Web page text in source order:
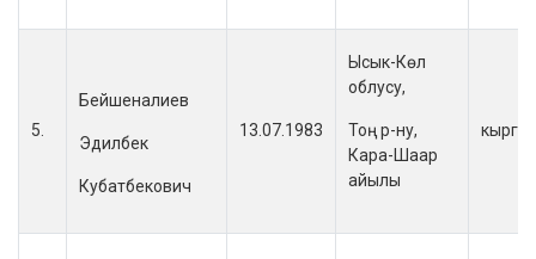
5.
Бейшеналиев
Эдилбек
Кубатбекович
13.07.1983
Ысык-Көл
облусу,
Тоң р-ну,
Кара-Шаар
айылы